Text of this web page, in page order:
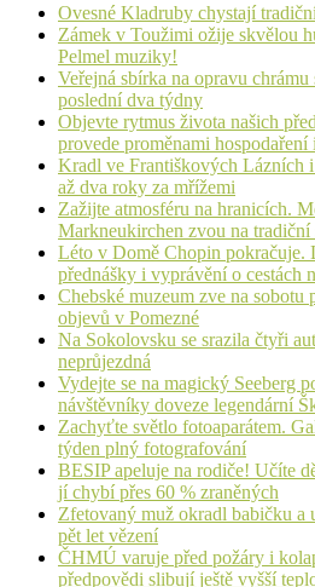
Ovesné Kladruby chystají
Zámek v Toužimi ožije skvělou
Pelmel muziky!
Veřejná sbírka na opravu
poslední dva týdny
Objevte rytmus života našich
provede proměnami hospodaření
Kradl ve Františkových Lázních
až dva roky za mřížemi
Zažijte atmosféru na hranicích.
Markneukirchen zvou na tradiční
Léto v Domě Chopin pokračuje.
přednášky i vyprávění o cestách
Chebské muzeum zve na sobotu
objevů v Pomezné
Na Sokolovsku se srazila čtyři
neprůjezdná
Vydejte se na magický Seeberg
návštěvníky doveze legendární
Zachyťte světlo fotoaparátem.
týden plný fotografování
BESIP apeluje na rodiče! Učíte
jí chybí přes 60 % zraněných
Zfetovaný muž okradl babičku a
pět let vězení
ČHMÚ varuje před požáry i
předpovědi slibují ještě vyšší